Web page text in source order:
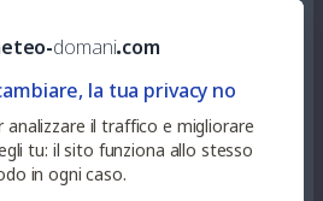
nuvoloso
%
nuvoloso
-domani.com
la tua privacy no
analizzare il traffico e migliorare
tu: il sito funziona allo stesso
in ogni caso.